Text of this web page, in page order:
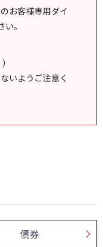
お客様専用ダイ
。
いようご注意く
債券